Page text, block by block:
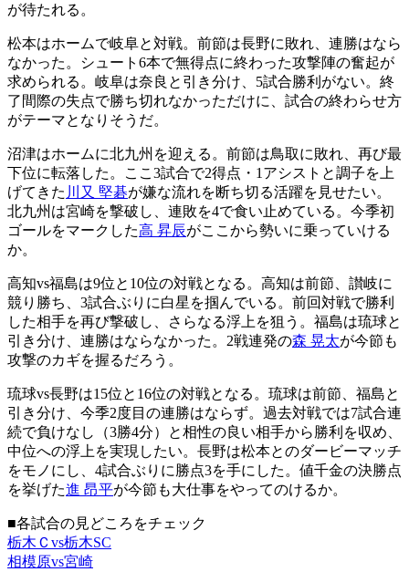
が待たれる。
松本はホームで岐阜と対戦。前節は長野に敗れ、連勝はなら
なかった。シュート6本で無得点に終わった攻撃陣の奮起が
求められる。岐阜は奈良と引き分け、5試合勝利がない。終
了間際の失点で勝ち切れなかっただけに、試合の終わらせ方
がテーマとなりそうだ。
沼津はホームに北九州を迎える。前節は鳥取に敗れ、再び最
下位に転落した。ここ3試合で2得点・1アシストと調子を上
げてきた 川又 堅碁が嫌な流れを断ち切る活躍を見せたい。
北九州は宮崎を撃破し、連敗を4で食い止めている。今季初
ゴールをマークした高 昇辰がここから勢いに乗っていける
か。
高知vs福島は9位と10位の対戦となる。高知は前節、讃岐に
競り勝ち、3試合ぶりに白星を掴んでいる。前回対戦で勝利
した相手を再び撃破し、さらなる浮上を狙う。福島は琉球と
引き分け、連勝はならなかった。2戦連発の森 晃太が今節も
攻撃のカギを握るだろう。
琉球vs長野は15位と16位の対戦となる。琉球は前節、福島と
引き分け、今季2度目の連勝はならず。過去対戦では7試合連
続で負けなし（3勝4分）と相性の良い相手から勝利を収め、
中位への浮上を実現したい。長野は松本とのダービーマッチ
をモノにし、4試合ぶりに勝点3を手にした。値千金の決勝点
を挙げた進 昂平が今節も大仕事をやってのけるか。
■各試合の見どころをチェック
栃木Ｃvs栃木SC
相模原vs宮崎